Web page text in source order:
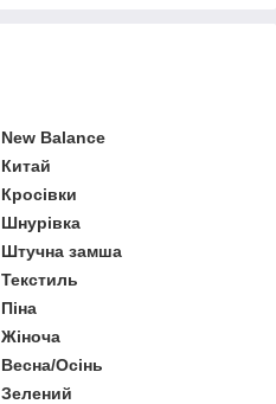
New Balance
Китай
Кросівки
Шнурівка
Штучна замша
Текстиль
Піна
Жіноча
Весна/Осінь
Зелений